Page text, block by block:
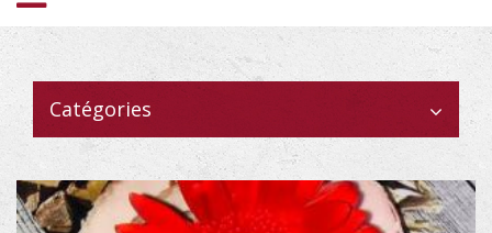
59
ET
CHARCUTERIE
TRAITEUR
GALERIE
Catégories